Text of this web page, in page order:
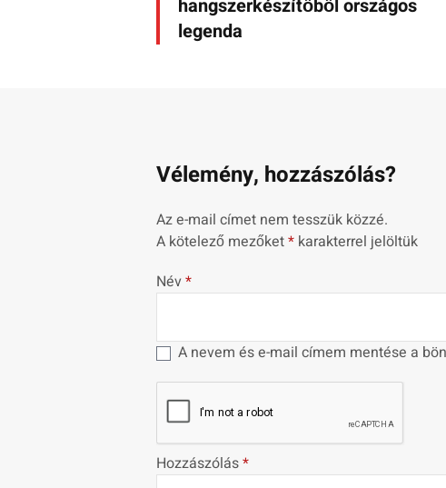
hangszerkészítőből országos
legenda
Vélemény, hozzászólás?
Az e-mail címet nem tesszük közzé.
A kötelező mezőket* karakterrel jelöltük
Név*
A nevem és e-mail címem mentése a
Hozzászólás*